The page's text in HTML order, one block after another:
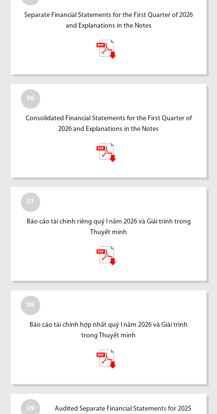
Separate Financial Statements for the First Quarter of 2026
and Explanations in the Notes
06
Consolidated Financial Statements for the First Quarter of
2026 and Explanations in the Notes
07
Báo cáo tài chính riêng quý I năm 2026 và Giải trình trong
Thuyết minh
08
Báo cáo tài chính hợp nhất quý I năm 2026 và Giải trình
trong Thuyết minh
09 Audited Separate Financial Statements for 2025